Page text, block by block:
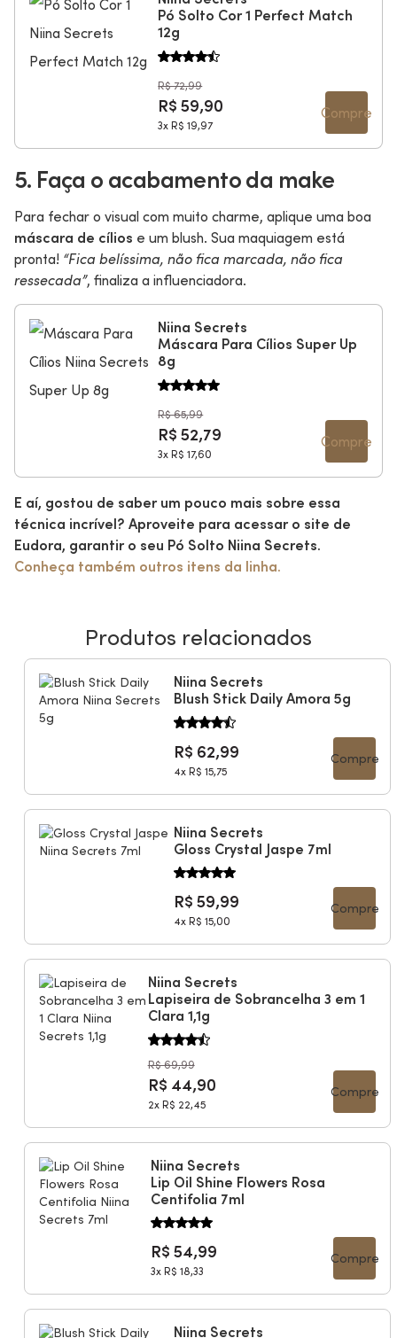
Pó Solto Cor 1 Perfect Match
12g
R$ 72,99
R$ 59,90
3xR$ 19,97
Compre
5. Faça o acabamento da make
Para fechar o visual com muito charme, aplique uma boa
máscara de cílios e um blush. Sua maquiagem está
pronta! “Fica belíssima, não fica marcada, não fica
ressecada”, finaliza a influenciadora.
Niina Secrets
Máscara Para Cílios Super Up
8g
R$ 65,99
R$ 52,79
3xR$ 17,60
Compre
E aí, gostou de saber um pouco mais sobre essa
técnica incrível? Aproveite para acessar o site de
Eudora, garantir o seu Pó Solto Niina Secrets.
Conheça também outros itens da linha.
Produtos relacionados
Niina Secrets
Blush Stick Daily Amora 5g
R$ 62,99
4x R$ 15,75
Compre
Niina Secrets
Gloss Crystal Jaspe 7ml
R$ 59,99
4x R$ 15,00
Compre
Niina Secrets
Lapiseira de Sobrancelha 3 em 1
Clara 1,1g
R$ 69,99
R$ 44,90
2x R$ 22,45
Compre
Niina Secrets
Lip Oil Shine Flowers Rosa
Centifolia 7ml
R$ 54,99
3x R$ 18,33
Compre
Niina Secrets